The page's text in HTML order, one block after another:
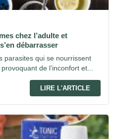
chez l’adulte et
débarrasser
parasites qui se nourrissent
de l’inconfort et...
LIRE L'ARTICLE